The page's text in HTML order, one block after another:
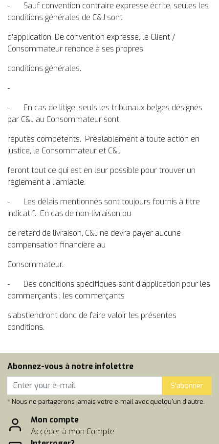
- Sauf convention contraire expresse écrite, seules les
conditions générales de C&J sont
d'application. De convention expresse, le Client /
Consommateur renonce à ses propres
conditions générales.
-
- En cas de litige, seuls les tribunaux belges désignés
par C&J au Consommateur sont
réputés compétents. Préalablement à toute action en
justice, le Consommateur et C&J
feront tout ce qui est en leur possible pour trouver un
règlement à l'amiable.
- Les délais mentionnés sont toujours fournis à titre
indicatif. En cas de non-livraison ou
de retard de livraison, C&J ne devra payer aucune
compensation financière au
Consommateur.
- Des conditions spécifiques sont d'application pour les
commerçants ; les commerçants
s'abstiendront donc de faire valoir les présentes
conditions.
Abonnez-vous à notre infolettre
S'abonner
* Nous ne partagerons jamais votre e-mail avec quelqu'un d'autre.
Mon compte
Accéder à mon Compte